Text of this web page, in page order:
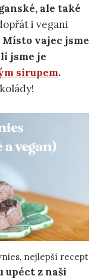
ale také
i vegani
Místo vajec jsme
jsme je
sirupem.
nejlepší recept
upéct z naší